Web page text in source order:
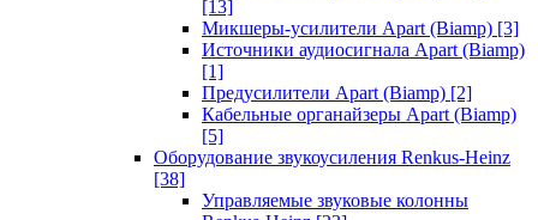
[13]
Микшеры-усилители Apart (Biamp) [3]
Источники аудиосигнала Apart (Biamp)
[1]
Предусилители Apart (Biamp) [2]
Кабельные органайзеры Apart (Biamp)
[5]
Оборудование звукоусиления Renkus-Heinz
[38]
Управляемые звуковые колонны